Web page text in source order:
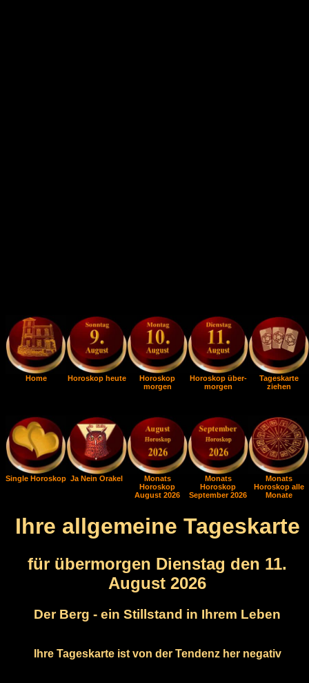
Home Horoskop heute
Horoskop
morgen
Horoskop über-
morgen
Tageskarte
ziehen
Single Horoskop Ja Nein Orakel
Monats
Horoskop
August 2026
Monats
Horoskop
September 2026
Monats
Horoskop alle
Monate
Ihre allgemeine Tageskarte
für übermorgen Dienstag den 11.
August 2026
Der Berg - ein Stillstand in Ihrem Leben
Ihre Tageskarte ist von der Tendenz her negativ